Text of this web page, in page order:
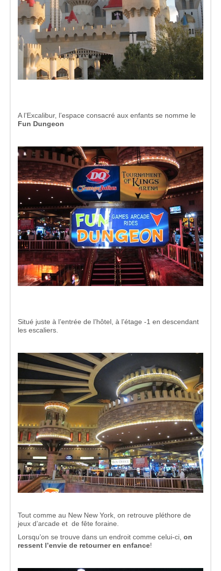
A l’Excalibur, l’espace consacré aux enfants se nomme le
Fun Dungeon
Situé juste à l’entrée de l’hôtel, à l’étage -1 en descendant
les escaliers.
Tout comme au New New York, on retrouve pléthore de
jeux d’arcade et de fête foraine.
Lorsqu’on se trouve dans un endroit comme celui-ci, on
ressent l’envie de retourner en enfance!